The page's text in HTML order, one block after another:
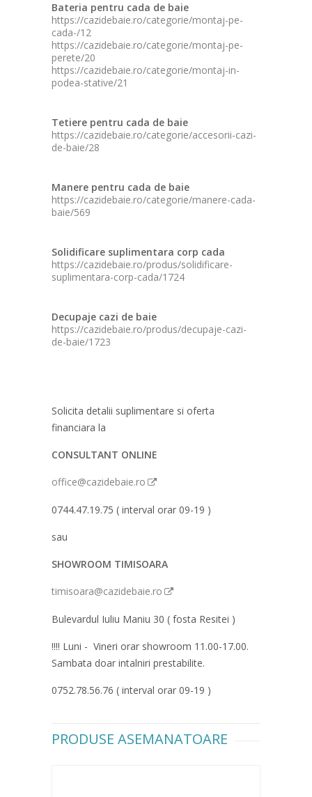
Bateria pentru cada de baie
https://cazidebaie.ro/categorie/montaj-pe-
cada-/12
https://cazidebaie.ro/categorie/montaj-pe-
perete/20
https://cazidebaie.ro/categorie/montaj-in-
podea-stative/21
Tetiere pentru cada de baie
https://cazidebaie.ro/categorie/accesorii-cazi-
de-baie/28
Manere pentru cada de baie
https://cazidebaie.ro/categorie/manere-cada-
baie/569
Solidificare suplimentara corp cada
https://cazidebaie.ro/produs/solidificare-
suplimentara-corp-cada/1724
Decupaje cazi de baie
https://cazidebaie.ro/produs/decupaje-cazi-
de-baie/1723
Solicita detalii suplimentare si oferta
financiara la
CONSULTANT ONLINE
office@cazidebaie.ro
0744.47.19.75 ( interval orar 09-19 )
sau
SHOWROOM TIMISOARA
timisoara@cazidebaie.ro
Bulevardul Iuliu Maniu 30 ( fosta Resitei )
!!!! Luni - Vineri orar showroom 11.00-17.00.
Sambata doar intalniri prestabilite.
0752.78.56.76 ( interval orar 09-19 )
PRODUSE ASEMANATOARE